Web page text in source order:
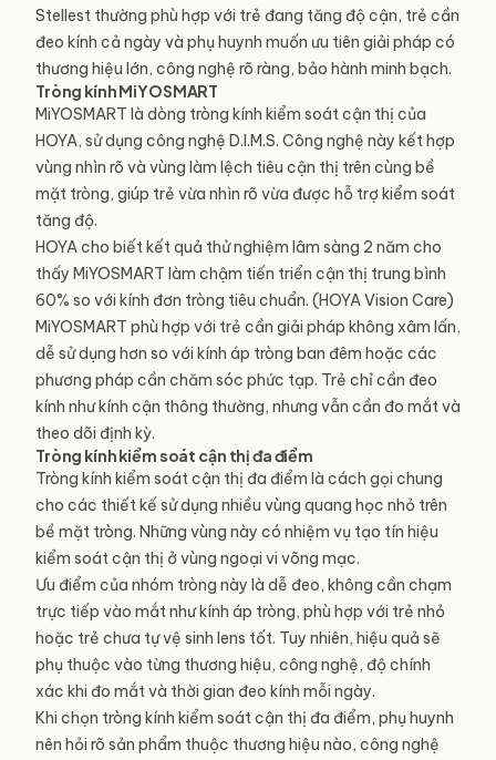
Stellest thường phù hợp với trẻ đang tăng độ cận, trẻ cần
đeo kính cả ngày và phụ huynh muốn ưu tiên giải pháp có
thương hiệu lớn, công nghệ rõ ràng, bảo hành minh bạch.
Tròng kính MiYOSMART
MiYOSMART là dòng tròng kính kiểm soát cận thị của
HOYA, sử dụng công nghệ D.I.M.S. Công nghệ này kết hợp
vùng nhìn rõ và vùng làm lệch tiêu cận thị trên cùng bề
mặt tròng, giúp trẻ vừa nhìn rõ vừa được hỗ trợ kiểm soát
tăng độ.
HOYA cho biết kết quả thử nghiệm lâm sàng 2 năm cho
thấy MiYOSMART làm chậm tiến triển cận thị trung bình
60% so với kính đơn tròng tiêu chuẩn. (HOYA Vision Care)
MiYOSMART phù hợp với trẻ cần giải pháp không xâm lấn,
dễ sử dụng hơn so với kính áp tròng ban đêm hoặc các
phương pháp cần chăm sóc phức tạp. Trẻ chỉ cần đeo
kính như kính cận thông thường, nhưng vẫn cần đo mắt và
theo dõi định kỳ.
Tròng kính kiểm soát cận thị đa điểm
Tròng kính kiểm soát cận thị đa điểm là cách gọi chung
cho các thiết kế sử dụng nhiều vùng quang học nhỏ trên
bề mặt tròng. Những vùng này có nhiệm vụ tạo tín hiệu
kiểm soát cận thị ở vùng ngoại vi võng mạc.
Ưu điểm của nhóm tròng này là dễ đeo, không cần chạm
trực tiếp vào mắt như kính áp tròng, phù hợp với trẻ nhỏ
hoặc trẻ chưa tự vệ sinh lens tốt. Tuy nhiên, hiệu quả sẽ
phụ thuộc vào từng thương hiệu, công nghệ, độ chính
xác khi đo mắt và thời gian đeo kính mỗi ngày.
Khi chọn tròng kính kiểm soát cận thị đa điểm, phụ huynh
nên hỏi rõ sản phẩm thuộc thương hiệu nào, công nghệ